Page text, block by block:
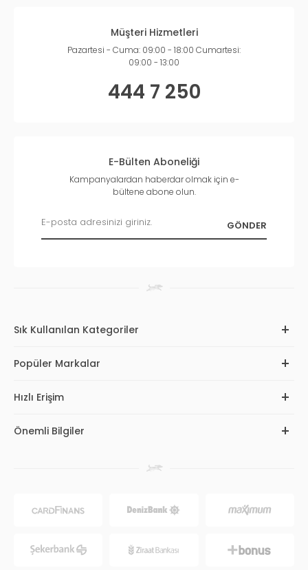
Müşteri Hizmetleri
Pazartesi - Cuma: 09:00 - 18:00 Cumartesi:
09:00 - 13:00
444 7 250
E-Bülten Aboneliği
Kampanyalardan haberdar olmak için e-
bültene abone olun.
Sık Kullanılan Kategoriler
Popüler Markalar
Hızlı Erişim
Önemli Bilgiler